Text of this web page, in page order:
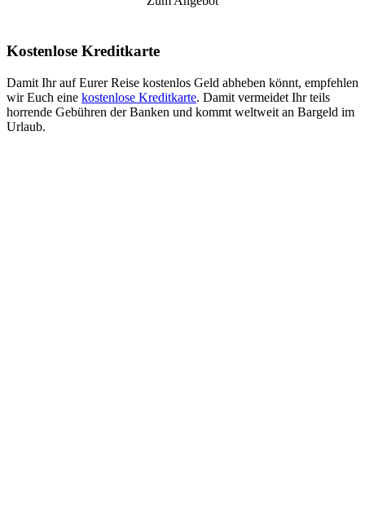
Kostenlose Kreditkarte
Damit Ihr auf Eurer Reise kostenlos Geld abheben könnt, empfehlen
wir Euch eine kostenlose Kreditkarte. Damit vermeidet Ihr teils
horrende Gebühren der Banken und kommt weltweit an Bargeld im
Urlaub.